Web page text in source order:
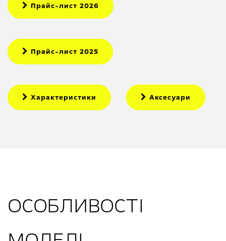
Прайс-лист 2026
Прайс-лист 2025
Характеристики Аксесуари
ОСОБЛИВОСТІ